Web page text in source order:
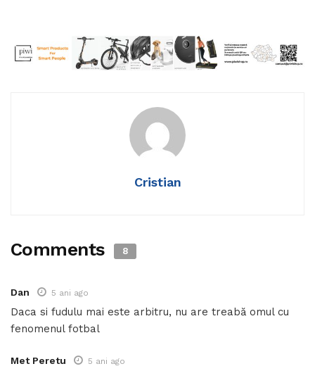
Cristian
Comments 8
Dan 5 ani ago
Daca si fudulu mai este arbitru, nu are treabă omul cu
fenomenul fotbal
Met Peretu 5 ani ago